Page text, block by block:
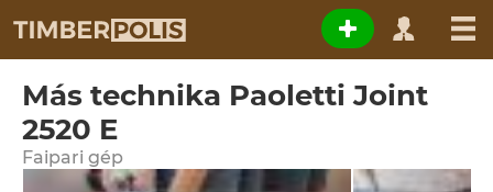
Más technika Paoletti Joint
2520 E
Faipari gép